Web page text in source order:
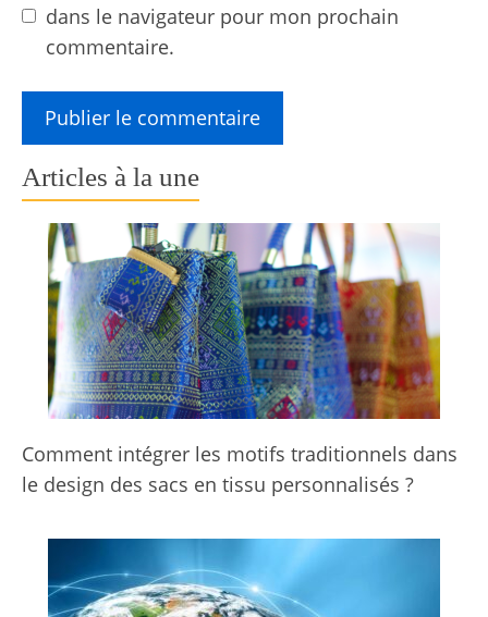
dans le navigateur pour mon prochain
commentaire.
Articles à la une
Comment intégrer les motifs traditionnels dans
le design des sacs en tissu personnalisés ?